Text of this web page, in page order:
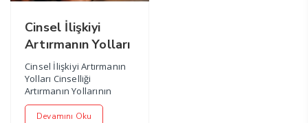
Cinsel İlişkiyi
Artırmanın Yolları
Cinsel İlişkiyi Artırmanın
Yolları Cinselliği
Artırmanın Yollarının
birden fazla farklı
seçenekleri...
Devamını Oku